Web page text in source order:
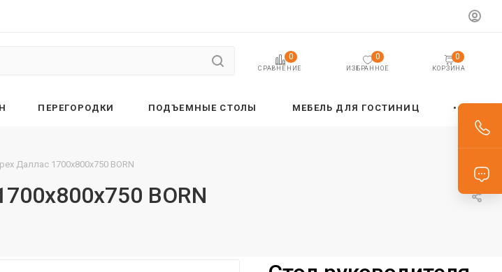
СРАВНЕНИЕ
0
ИЗБРАННОЕ
0
КОРЗИНА
0
ПЕРЕГОРОДКИ ПОДЪЕМНЫЕ СТОЛЫ МЕБЕЛЬ ДЛЯ ГОСТИНИЦ
Даллас 1700х800х750 BORN
BORN